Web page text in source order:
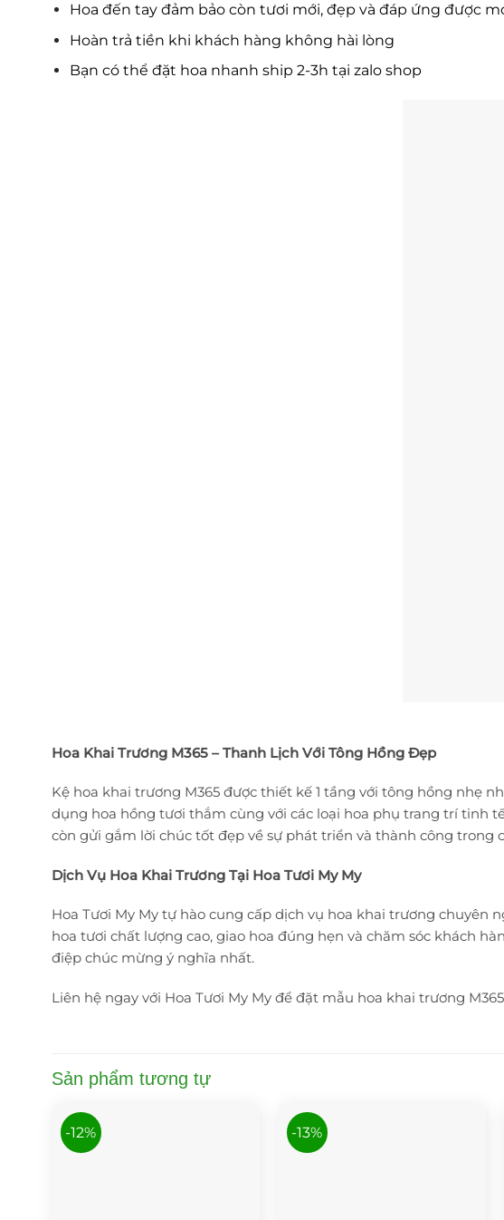
Hoa đến tay đảm bảo còn tươi mới, đẹp và đáp ứng được
Hoàn trả tiền khi khách hàng không hài lòng
Bạn có thể đặt hoa nhanh ship 2-3h tại zalo shop
Hoa Khai Trương M365 – Thanh Lịch Với Tông Hồng Đẹp
Kệ hoa khai trương M365 được thiết kế 1 tầng với tông hồng nhẹ
dụng hoa hồng tươi thắm cùng với các loại hoa phụ trang trí tinh
còn gửi gắm lời chúc tốt đẹp về sự phát triển và thành công trong
Dịch Vụ Hoa Khai Trương Tại Hoa Tươi My My
Hoa Tươi My My tự hào cung cấp dịch vụ hoa khai trương chuyên
hoa tươi chất lượng cao, giao hoa đúng hẹn và chăm sóc khách
điệp chúc mừng ý nghĩa nhất.
Liên hệ ngay với Hoa Tươi My My để đặt mẫu hoa khai trương
Sản phẩm tương tự
-12% -13%